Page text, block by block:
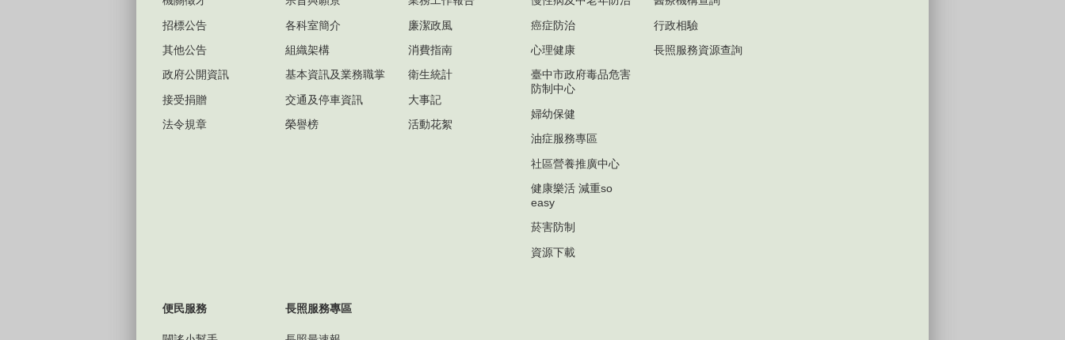
招標公告
其他公告
政府公開資訊
接受捐贈
法令規章
各科室簡介
組織架構
基本資訊及業務職掌
交通及停車資訊
榮譽榜
廉潔政風
消費指南
衛生統計
大事記
活動花絮
癌症防治
心理健康
臺中市政府毒品危害
防制中心
婦幼保健
油症服務專區
社區營養推廣中心
健康樂活 減重so
easy
菸害防制
資源下載
行政相驗
長照服務資源查詢
便民服務 長照服務專區